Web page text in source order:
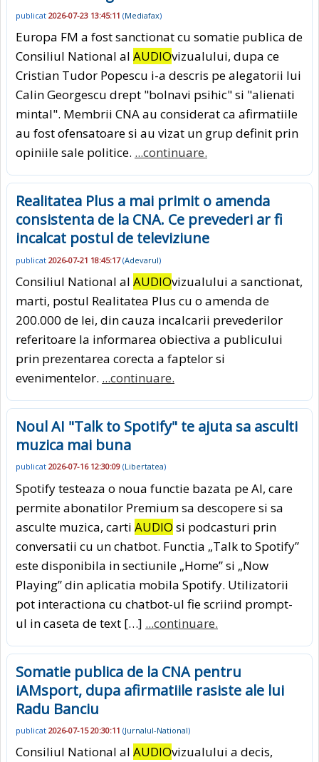
publicat 2026-07-23 13:45:11 (Mediafax)
Europa FM a fost sanctionat cu somatie publica de
Consiliul National al AUDIOvizualului, dupa ce
Cristian Tudor Popescu i-a descris pe alegatorii lui
Calin Georgescu drept "bolnavi psihic" si "alienati
mintal". Membrii CNA au considerat ca afirmatiile
au fost ofensatoare si au vizat un grup definit prin
opiniile sale politice. ...continuare.
Realitatea Plus a mai primit o amenda
consistenta de la CNA. Ce prevederi ar fi
incalcat postul de televiziune
publicat 2026-07-21 18:45:17(Adevarul)
Consiliul National al AUDIOvizualului a sanctionat,
marti, postul Realitatea Plus cu o amenda de
200.000 de lei, din cauza incalcarii prevederilor
referitoare la informarea obiectiva a publicului
prin prezentarea corecta a faptelor si
evenimentelor. ...continuare.
Noul AI "Talk to Spotify" te ajuta sa asculti
muzica mai buna
publicat 2026-07-16 12:30:09 (Libertatea)
Spotify testeaza o noua functie bazata pe AI, care
permite abonatilor Premium sa descopere si sa
asculte muzica, carti AUDIO si podcasturi prin
conversatii cu un chatbot. Functia „Talk to Spotify”
este disponibila in sectiunile „Home” si „Now
Playing” din aplicatia mobila Spotify. Utilizatorii
pot interactiona cu chatbot-ul fie scriind prompt-
ul in caseta de text […] ...continuare.
Somatie publica de la CNA pentru
iAMsport, dupa afirmatiile rasiste ale lui
Radu Banciu
publicat 2026-07-15 20:30:11 (Jurnalul-National)
Consiliul National al AUDIOvizualului a decis,